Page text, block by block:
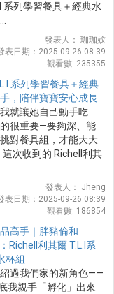
系列學習餐具＋經典水
發表人： 珈珈妏
表日期：2025-09-26 08:39
觀看數: 235355
系列學習餐具＋經典
，陪伴寶寶安心成長
就讓她自己動手吃
很重要—要夠深、能
對餐具組，才能大大
這次收到的 Richell利其
發表人： Jheng
表日期：2025-09-26 08:39
觀看數: 186854
高手｜胖豬倫和
Richell利其爾 T.L.I系
杯組
過我們家的新角色——
我親手「孵化」出來